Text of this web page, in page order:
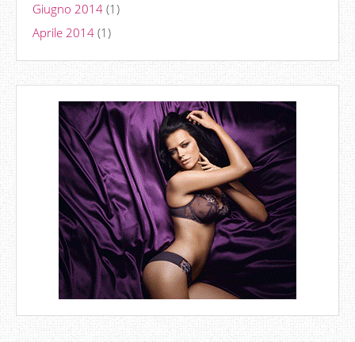
Giugno 2014 (1)
Aprile 2014 (1)